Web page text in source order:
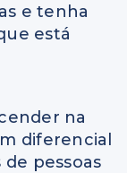
e tenha
está
na
diferencial
pessoas